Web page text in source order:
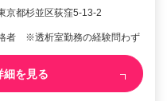
京都杉並区荻窪5-13-2
者 ※透析室勤務の経験問わず
細を見る